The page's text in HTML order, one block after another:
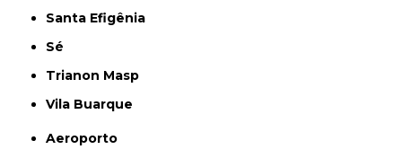
Santa Efigênia
Sé
Trianon Masp
Vila Buarque
Aeroporto